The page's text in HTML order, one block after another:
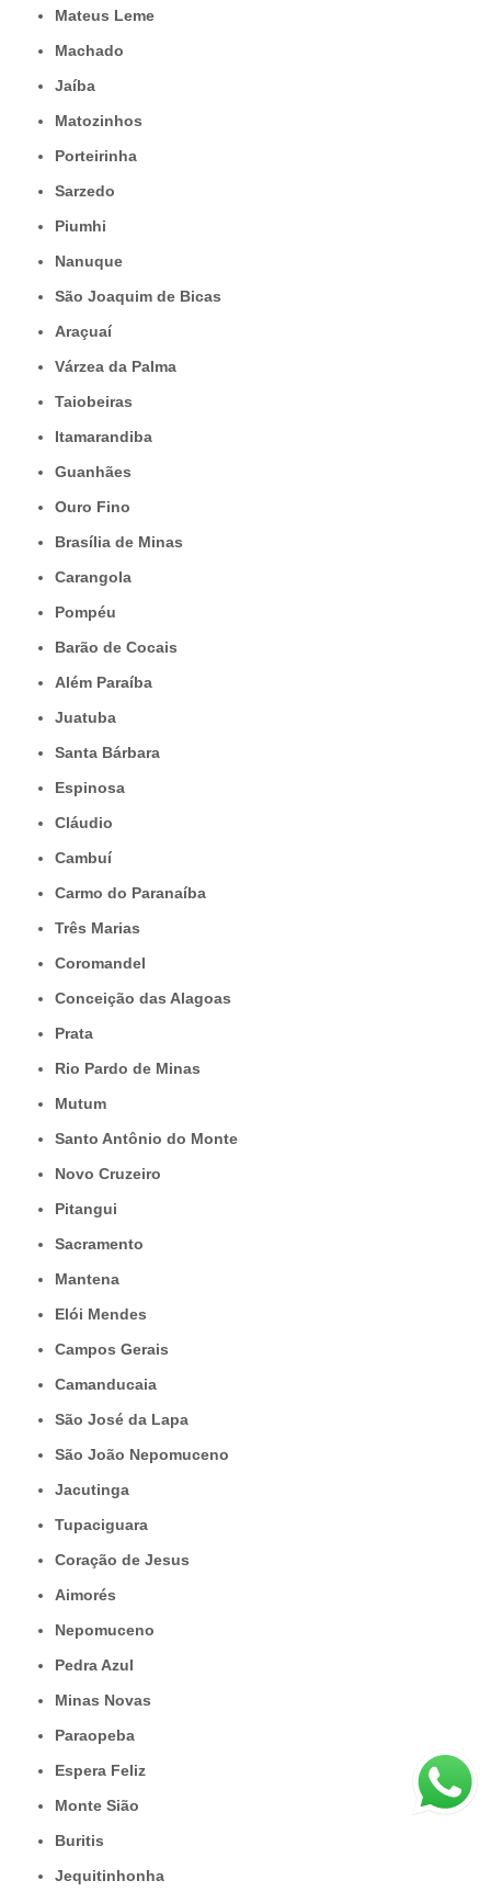
Mateus Leme
Machado
Jaíba
Matozinhos
Porteirinha
Sarzedo
Piumhi
Nanuque
São Joaquim de Bicas
Araçuaí
Várzea da Palma
Taiobeiras
Itamarandiba
Guanhães
Ouro Fino
Brasília de Minas
Carangola
Pompéu
Barão de Cocais
Além Paraíba
Juatuba
Santa Bárbara
Espinosa
Cláudio
Cambuí
Carmo do Paranaíba
Três Marias
Coromandel
Conceição das Alagoas
Prata
Rio Pardo de Minas
Mutum
Santo Antônio do Monte
Novo Cruzeiro
Pitangui
Sacramento
Mantena
Elói Mendes
Campos Gerais
Camanducaia
São José da Lapa
São João Nepomuceno
Jacutinga
Tupaciguara
Coração de Jesus
Aimorés
Nepomuceno
Pedra Azul
Minas Novas
Paraopeba
Espera Feliz
Monte Sião
Buritis
Jequitinhonha